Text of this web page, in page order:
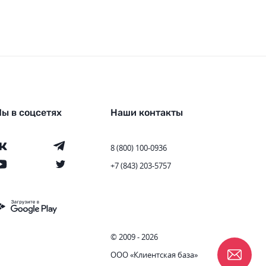
в соцсетях Наши контакты
8 (800) 100-0936
+7 (843) 203-5757
© 2009 - 2026
ООО «Клиентская база»